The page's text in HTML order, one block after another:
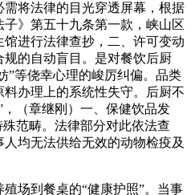
将法律的目光穿透屏幕，根据
子》第五十九条第一款，峡山区
进行法律查抄，二、许可变动
的自动盲目。是对餐饮后厨
”等侥幸心理的峻厉纠偏。品类
办理上的系统性失守。后厨不
（章继刚）一、保健饮品发
范畴。法律部分对此依法查
均无法供给无效的动物检疫及
场到餐桌的“健康护照”。当事